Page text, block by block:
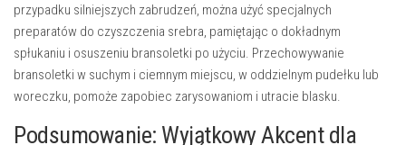
przypadku silniejszych zabrudzeń, można użyć specjalnych
preparatów do czyszczenia srebra, pamiętając o dokładnym
spłukaniu i osuszeniu bransoletki po użyciu. Przechowywanie
bransoletki w suchym i ciemnym miejscu, w oddzielnym pudełku lub
woreczku, pomoże zapobiec zarysowaniom i utracie blasku.
Podsumowanie: Wyjątkowy Akcent dla